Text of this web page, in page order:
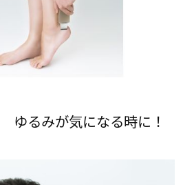
ゆるみが気になる時に！